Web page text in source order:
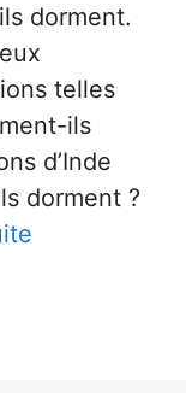
dorment.
telles
ils
d’Inde
dorment ?